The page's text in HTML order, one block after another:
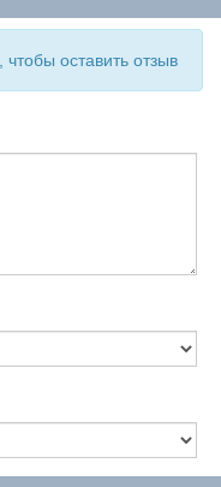
, чтобы оставить отзыв